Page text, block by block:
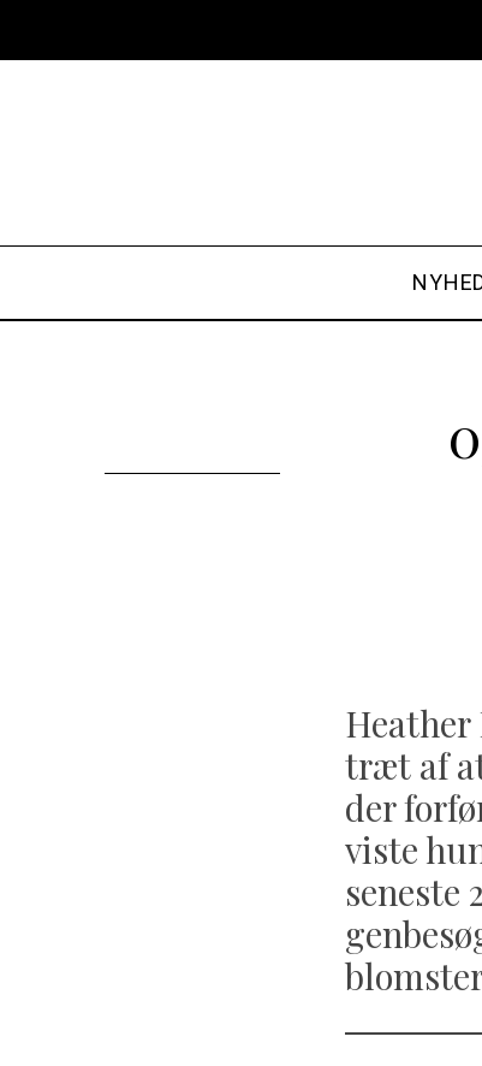
træt af
der
viste
seneste